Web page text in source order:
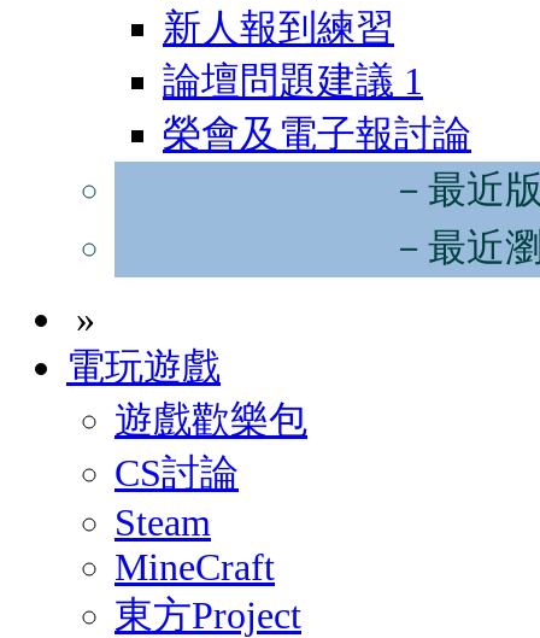
新人報到練習
論壇問題建議 1
榮會及電子報討論
－最近
－最近
»
電玩遊戲
遊戲歡樂包
CS討論
Steam
MineCraft
東方Project